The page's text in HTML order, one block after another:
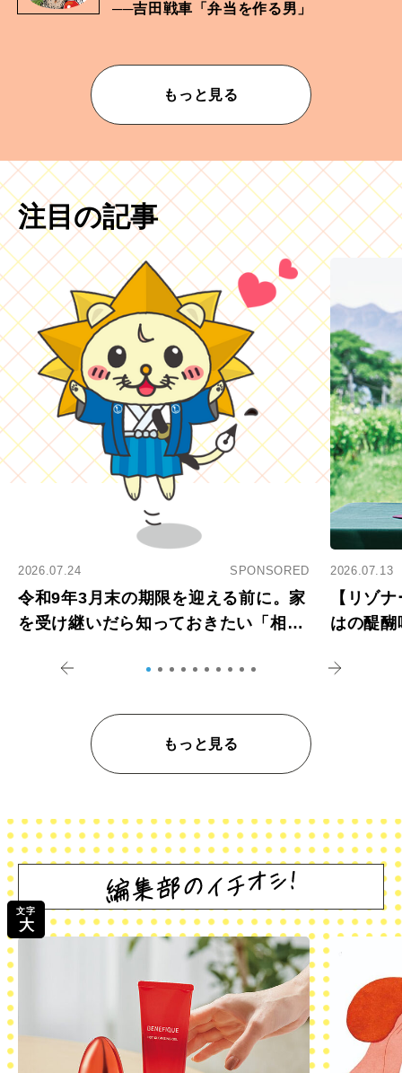
文字
大
──吉田戦車「弁当を作る男」
もっと見る
注目の記事
2026.07.24 SPONSORED
令和9年3月末の期限を迎える前に。家
を受け継いだら知っておきたい「相続
2026.07.13
【リゾ
はの醍
もっと見る